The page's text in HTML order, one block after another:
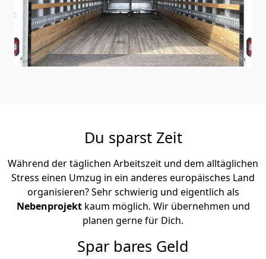
Du sparst Zeit
Während der täglichen Arbeitszeit und dem alltäglichen
Stress einen Umzug in ein anderes europäisches Land
organisieren? Sehr schwierig und eigentlich als
Nebenprojekt kaum möglich. Wir übernehmen und
planen gerne für Dich.
Spar bares Geld